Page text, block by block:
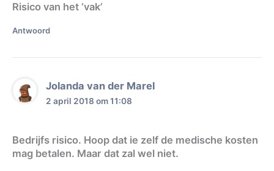
Risico van het ‘vak’
Antwoord
Jolanda van der Marel
2 april 2018 om 11:08
Bedrijfs risico. Hoop dat ie zelf de medische kosten
mag betalen. Maar dat zal wel niet.